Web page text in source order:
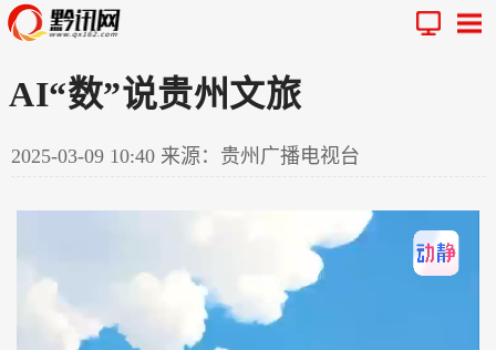
AI“数”说贵州文旅
2025-03-09 10:40 来源：贵州广播电视台